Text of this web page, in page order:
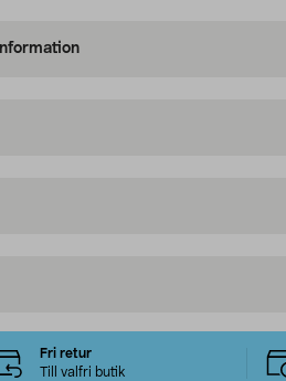
Fri retur
Till valfri butik